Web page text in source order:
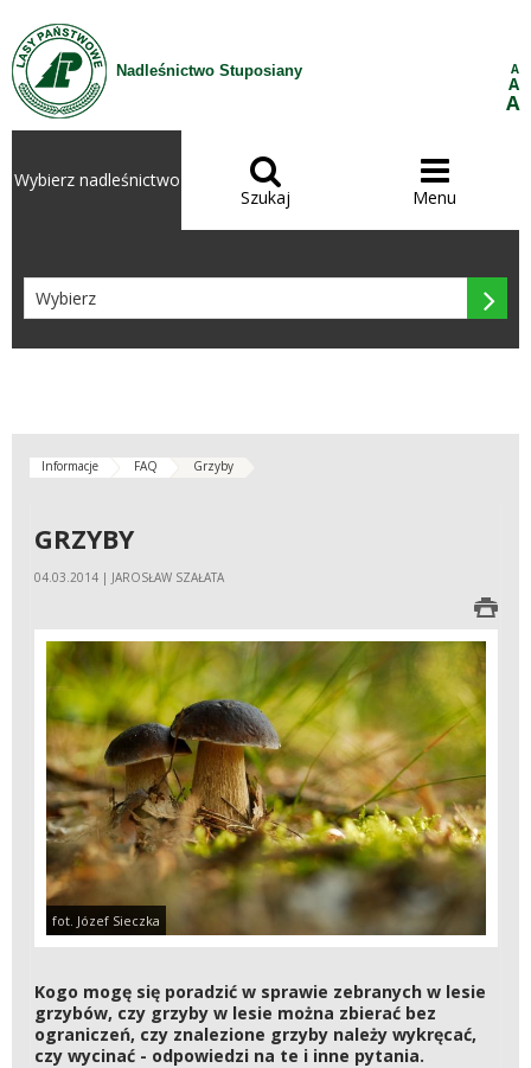
Przejdź do treści
Nadleśnictwo Stuposiany A
A
A
Wybierz nadleśnictwo 
Szukaj

Menu

Informacje FAQ Grzyby
GRZYBY
04.03.2014 | JAROSŁAW SZAŁATA
fot. Józef Sieczka
Kogo mogę się poradzić w sprawie zebranych w lesie
grzybów, czy grzyby w lesie można zbierać bez
ograniczeń, czy znalezione grzyby należy wykręcać,
czy wycinać - odpowiedzi na te i inne pytania.